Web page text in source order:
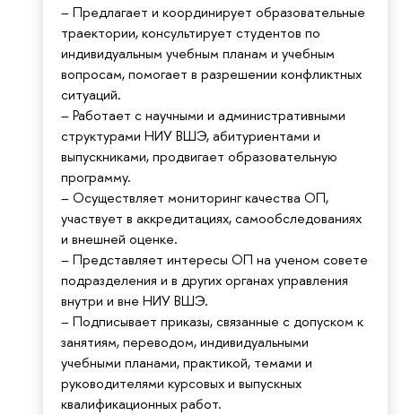
– Предлагает и координирует образовательные
траектории, консультирует студентов по
индивидуальным учебным планам и учебным
вопросам, помогает в разрешении конфликтных
ситуаций.
– Работает с научными и административными
структурами НИУ ВШЭ, абитуриентами и
выпускниками, продвигает образовательную
программу.
– Осуществляет мониторинг качества ОП,
участвует в аккредитациях, самообследованиях
и внешней оценке.
– Представляет интересы ОП на ученом совете
подразделения и в других органах управления
внутри и вне НИУ ВШЭ.
– Подписывает приказы, связанные с допуском к
занятиям, переводом, индивидуальными
учебными планами, практикой, темами и
руководителями курсовых и выпускных
квалификационных работ.